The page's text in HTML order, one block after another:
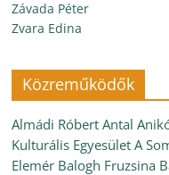
Závada Péter
Zvara Edina
Közreműködők
Almádi Róbert Antal
Kulturális Egyesület A
Elemér Balogh Fruzsina